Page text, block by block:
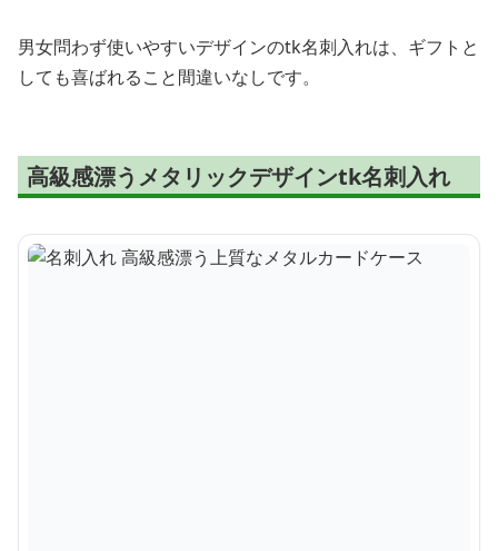
男女問わず使いやすいデザインのtk名刺入れは、ギフトと
しても喜ばれること間違いなしです。
高級感漂うメタリックデザインtk名刺入れ